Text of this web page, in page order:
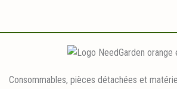
Consommables, pièces détachées et